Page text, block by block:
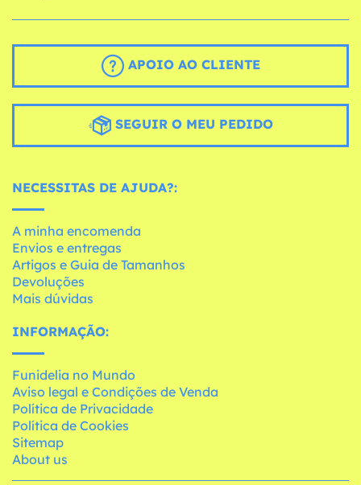
APOIO AO CLIENTE
SEGUIR O MEU PEDIDO
NECESSITAS DE AJUDA?:
A minha encomenda
Envios e entregas
Artigos e Guia de Tamanhos
Devoluções
Mais dúvidas
INFORMAÇÃO:
Funidelia no Mundo
Aviso legal e Condições de Venda
Política de Privacidade
Política de Cookies
Sitemap
About us